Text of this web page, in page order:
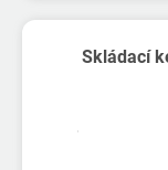
Skládací